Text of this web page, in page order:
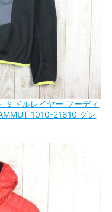
ミドルレイヤー フーディ
1010-21610 グレ